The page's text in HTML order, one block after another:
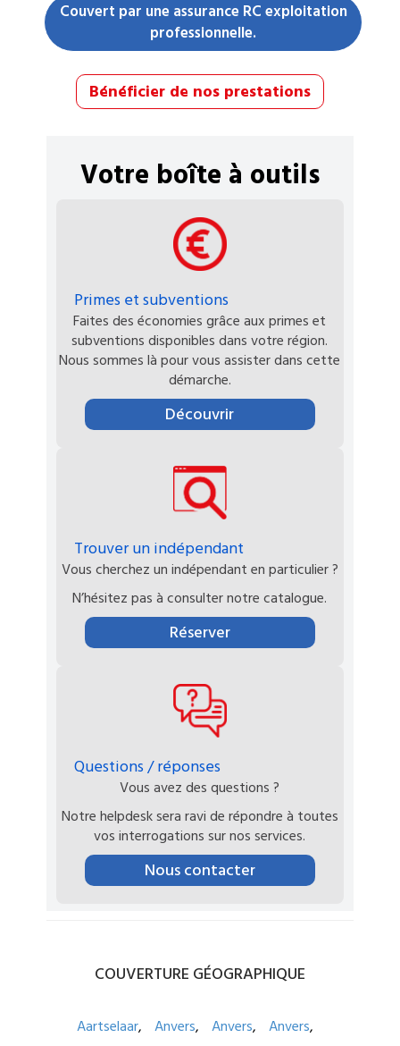
Couvert par une assurance RC exploitation
professionnelle.
Bénéficier de nos prestations
Votre boîte à outils
Primes et subventions
Faites des économies grâce aux primes et
subventions disponibles dans votre région.
Nous sommes là pour vous assister dans cette
démarche.
Découvrir
Trouver un indépendant
Vous cherchez un indépendant en particulier ?
N’hésitez pas à consulter notre catalogue.
Réserver
Questions / réponses
Vous avez des questions ?
Notre helpdesk sera ravi de répondre à toutes
vos interrogations sur nos services.
Nous contacter
COUVERTURE GÉOGRAPHIQUE
Aartselaar Anvers Anvers
Anvers